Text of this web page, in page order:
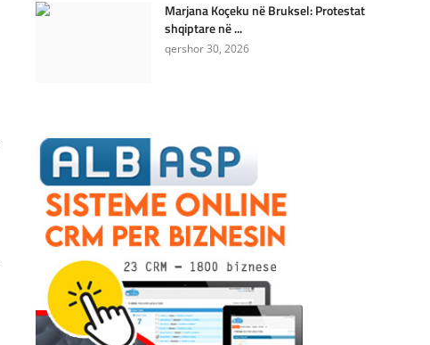
Marjana Koçeku në Bruksel: Protestat
shqiptare në ...
qershor 30, 2026